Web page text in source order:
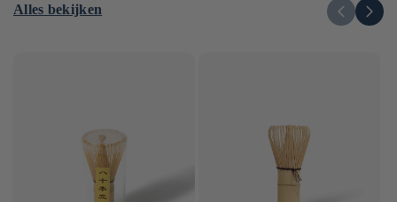
Alles bekijken